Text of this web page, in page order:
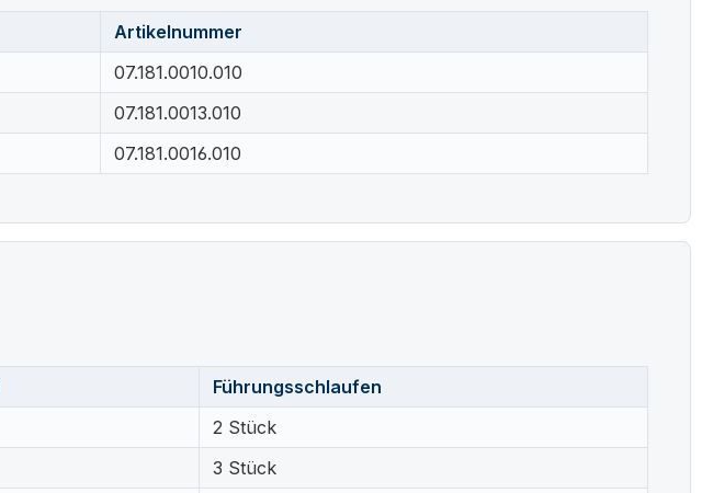
Artikelnummer
07.181.0010.010
07.181.0013.010
07.181.0016.010
Führungsschlaufen
2 Stück
3 Stück